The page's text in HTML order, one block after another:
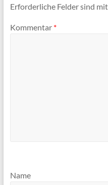
Erforderliche Felder sind mit
Kommentar *
Name